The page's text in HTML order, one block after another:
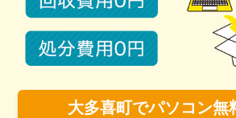
大多喜町でパソコン無